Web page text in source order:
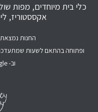
כלי בית מיוחדים, מפות
אקססטוריז,
החנות נמצאת
וב- google ובווטסאפ